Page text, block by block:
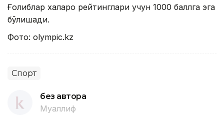
Ғолиблар халқаро рейтинглари учун 1000 баллга эга
бўлишади.
Фото: оlympic.kz
Спорт
без автора
Муаллиф